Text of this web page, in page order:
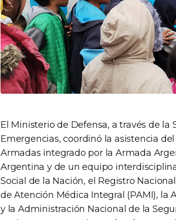
El Ministerio de Defensa, a través de
Emergencias, coordinó la asistencia
Armadas integrado por la Armada
Argentina y de un equipo
Social de la Nación, el Registro
de Atención Médica Integral (PAMI), la
y la Administración Nacional de la